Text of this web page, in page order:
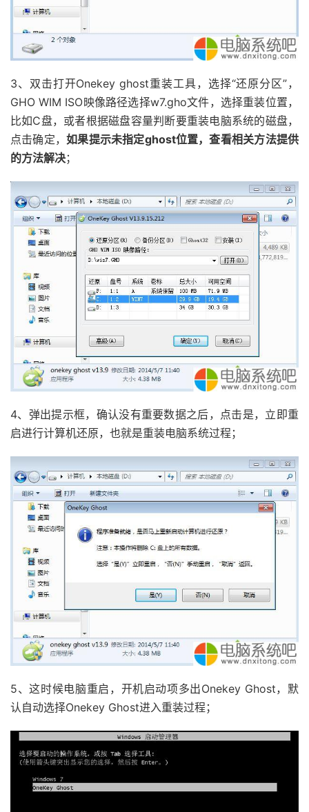
3、双击打开Onekey ghost重装工具，选择“还原分区”，
GHO WIM ISO映像路径选择w7.gho文件，选择重装位置，
比如C盘，或者根据磁盘容量判断要重装电脑系统的磁盘，
点击确定，如果提示未指定ghost位置，查看相关方法提供
的方法解决；
4、弹出提示框，确认没有重要数据之后，点击是，立即重
启进行计算机还原，也就是重装电脑系统过程；
5、这时候电脑重启，开机启动项多出Onekey Ghost，默
认自动选择Onekey Ghost进入重装过程；